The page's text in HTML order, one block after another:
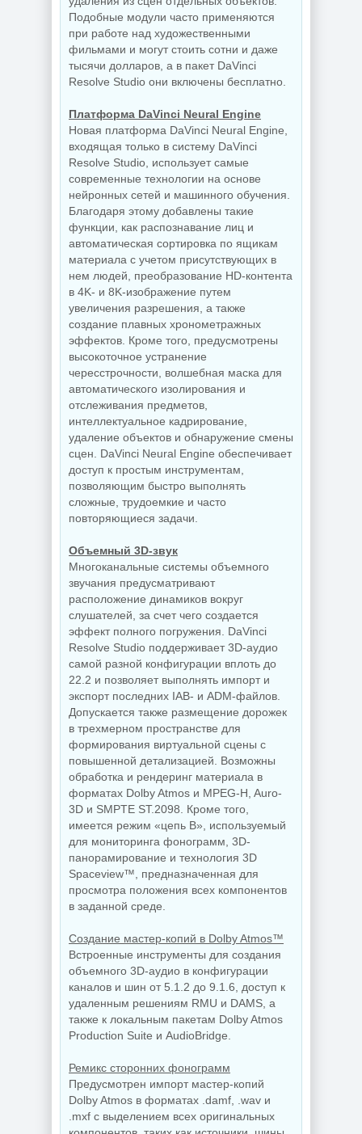
Подобные модули часто применяются
при работе над художественными
фильмами и могут стоить сотни и даже
тысячи долларов, а в пакет DaVinci
Resolve Studio они включены бесплатно.
Платформа DaVinci Neural Engine
Новая платформа DaVinci Neural Engine,
входящая только в систему DaVinci
Resolve Studio, использует самые
современные технологии на основе
нейронных сетей и машинного обучения.
Благодаря этому добавлены такие
функции, как распознавание лиц и
автоматическая сортировка по ящикам
материала с учетом присутствующих в
нем людей, преобразование HD-контента
в 4K- и 8K-изображение путем
увеличения разрешения, а также
создание плавных хронометражных
эффектов. Кроме того, предусмотрены
высокоточное устранение
чересстрочности, волшебная маска для
автоматического изолирования и
отслеживания предметов,
интеллектуальное кадрирование,
удаление объектов и обнаружение смены
сцен. DaVinci Neural Engine обеспечивает
доступ к простым инструментам,
позволяющим быстро выполнять
сложные, трудоемкие и часто
повторяющиеся задачи.
Объемный 3D-звук
Многоканальные системы объемного
звучания предусматривают
расположение динамиков вокруг
слушателей, за счет чего создается
эффект полного погружения. DaVinci
Resolve Studio поддерживает 3D-аудио
самой разной конфигурации вплоть до
22.2 и позволяет выполнять импорт и
экспорт последних IAB- и ADM-файлов.
Допускается также размещение дорожек
в трехмерном пространстве для
формирования виртуальной сцены с
повышенной детализацией. Возможны
обработка и рендеринг материала в
форматах Dolby Atmos и MPEG-H, Auro-
3D и SMPTE ST.2098. Кроме того,
имеется режим «цепь B», используемый
для мониторинга фонограмм, 3D-
панорамирование и технология 3D
Spaceview™, предназначенная для
просмотра положения всех компонентов
в заданной среде.
Создание мастер-копий в Dolby Atmos™
Встроенные инструменты для создания
объемного 3D-аудио в конфигурации
каналов и шин от 5.1.2 до 9.1.6, доступ к
удаленным решениям RMU и DAMS, а
также к локальным пакетам Dolby Atmos
Production Suite и AudioBridge.
Ремикс сторонних фонограмм
Предусмотрен импорт мастер-копий
Dolby Atmos в форматах .damf, .wav и
.mxf с выделением всех оригинальных